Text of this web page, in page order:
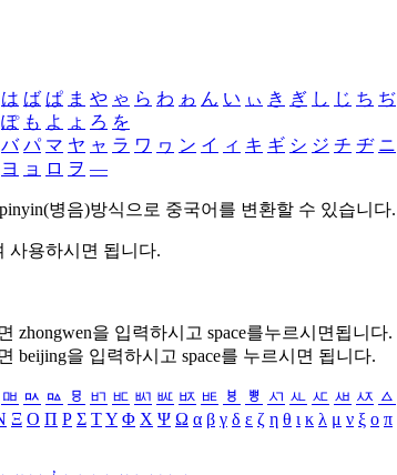
は ば ぱ ま や ゃ ら わ ゎ ん い ぃ き ぎ し じ ち ぢ
ぽ も よ ょ ろ を
バ パ マ ヤ ャ ラ ワ ヮ ン イ ィ キ ギ シ ジ チ ヂ ニ
ヨ ョ ロ ヲ ―
병음)방식으로 중국어를 변환할 수 있습니다.
사용하시면 됩니다.
zhongwen을 입력하시고 space를누르시면됩니다.
beijing을 입력하시고 space를 누르시면 됩니다.
ㅮ ㅯ ㅰ ㅱ ㅲ ㅳ ㅴ ㅵ ㅶ ㅷ ㅸ ㅹ ㅺ ㅻ ㅼ ㅽ ㅾ ㅿ
Ξ Ο Π Ρ Σ ΤΥ Φ Χ Ψ Ω α β γ δ ε ζ η θ ι κ λ μ ν ξ ο π